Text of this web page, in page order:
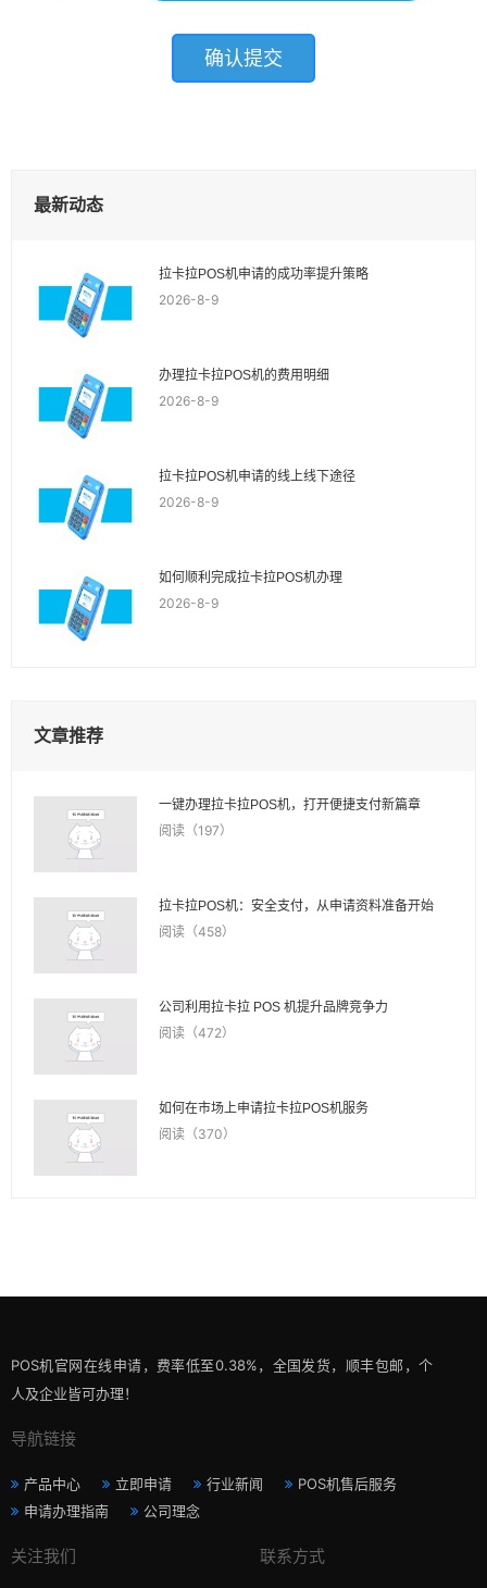
最新动态
拉卡拉POS机申请的成功率提升策略
2026-8-9
办理拉卡拉POS机的费用明细
2026-8-9
拉卡拉POS机申请的线上线下途径
2026-8-9
如何顺利完成拉卡拉POS机办理
2026-8-9
文章推荐
一键办理拉卡拉POS机，打开便捷支付新篇章
阅读（197）
拉卡拉POS机：安全支付，从申请资料准备开始
阅读（458）
公司利用拉卡拉 POS 机提升品牌竞争力
阅读（472）
如何在市场上申请拉卡拉POS机服务
阅读（370）
POS机官网在线申请，费率低至0.38%，全国发货，顺丰包邮，个
人及企业皆可办理！
导航链接
产品中心 立即申请 行业新闻
POS机售后服务
申请办理指南
公司理念
关注我们 联系方式